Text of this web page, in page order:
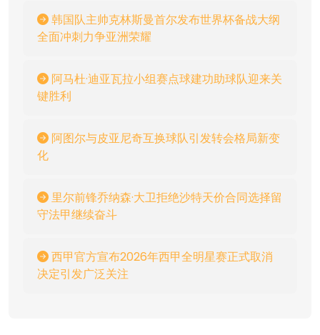
韩国队主帅克林斯曼首尔发布世界杯备战大纲
全面冲刺力争亚洲荣耀
阿马杜·迪亚瓦拉小组赛点球建功助球队迎来关
键胜利
阿图尔与皮亚尼奇互换球队引发转会格局新变
化
里尔前锋乔纳森·大卫拒绝沙特天价合同选择留
守法甲继续奋斗
西甲官方宣布2026年西甲全明星赛正式取消
决定引发广泛关注